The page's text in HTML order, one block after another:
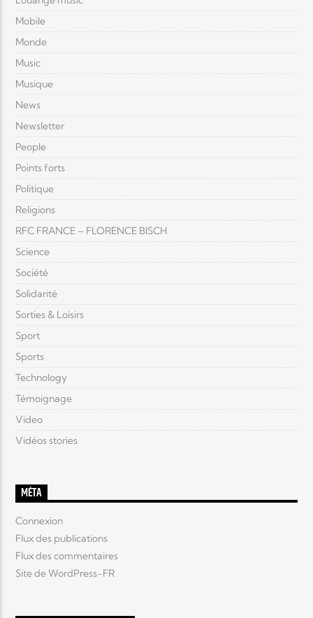
Mobile
Monde
Music
Musique
News
Newsletter
People
Points forts
Politique
Religions
RFC FRANCE – FLORENCE BISCH
Science
Société
Solidarité
Sorties & Loisirs
Sport
Sports
Technology
Témoignage
Video
Vidéos stories
MÉTA
Connexion
Flux des publications
Flux des commentaires
Site de WordPress-FR